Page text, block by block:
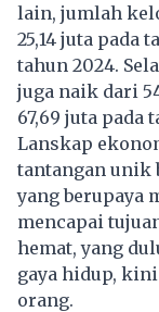
lain, jumlah
25,14 juta pada
tahun 2024.
juga naik dari
67,69 juta pada
Lanskap
tantangan unik
yang berupaya
mencapai
hemat, yang
gaya hidup,
orang.